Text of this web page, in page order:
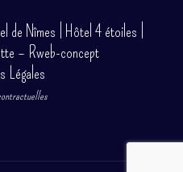
Nîmes | Hôtel 4 étoiles |
– Rweb-concept
Légales